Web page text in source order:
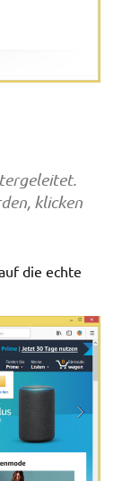
klicken
die echte